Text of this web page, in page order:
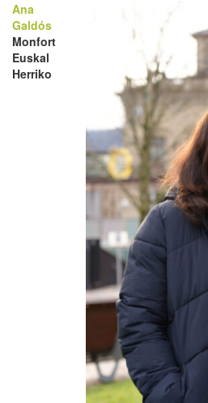
Ana
Galdós
Monfort
Euskal
Herriko